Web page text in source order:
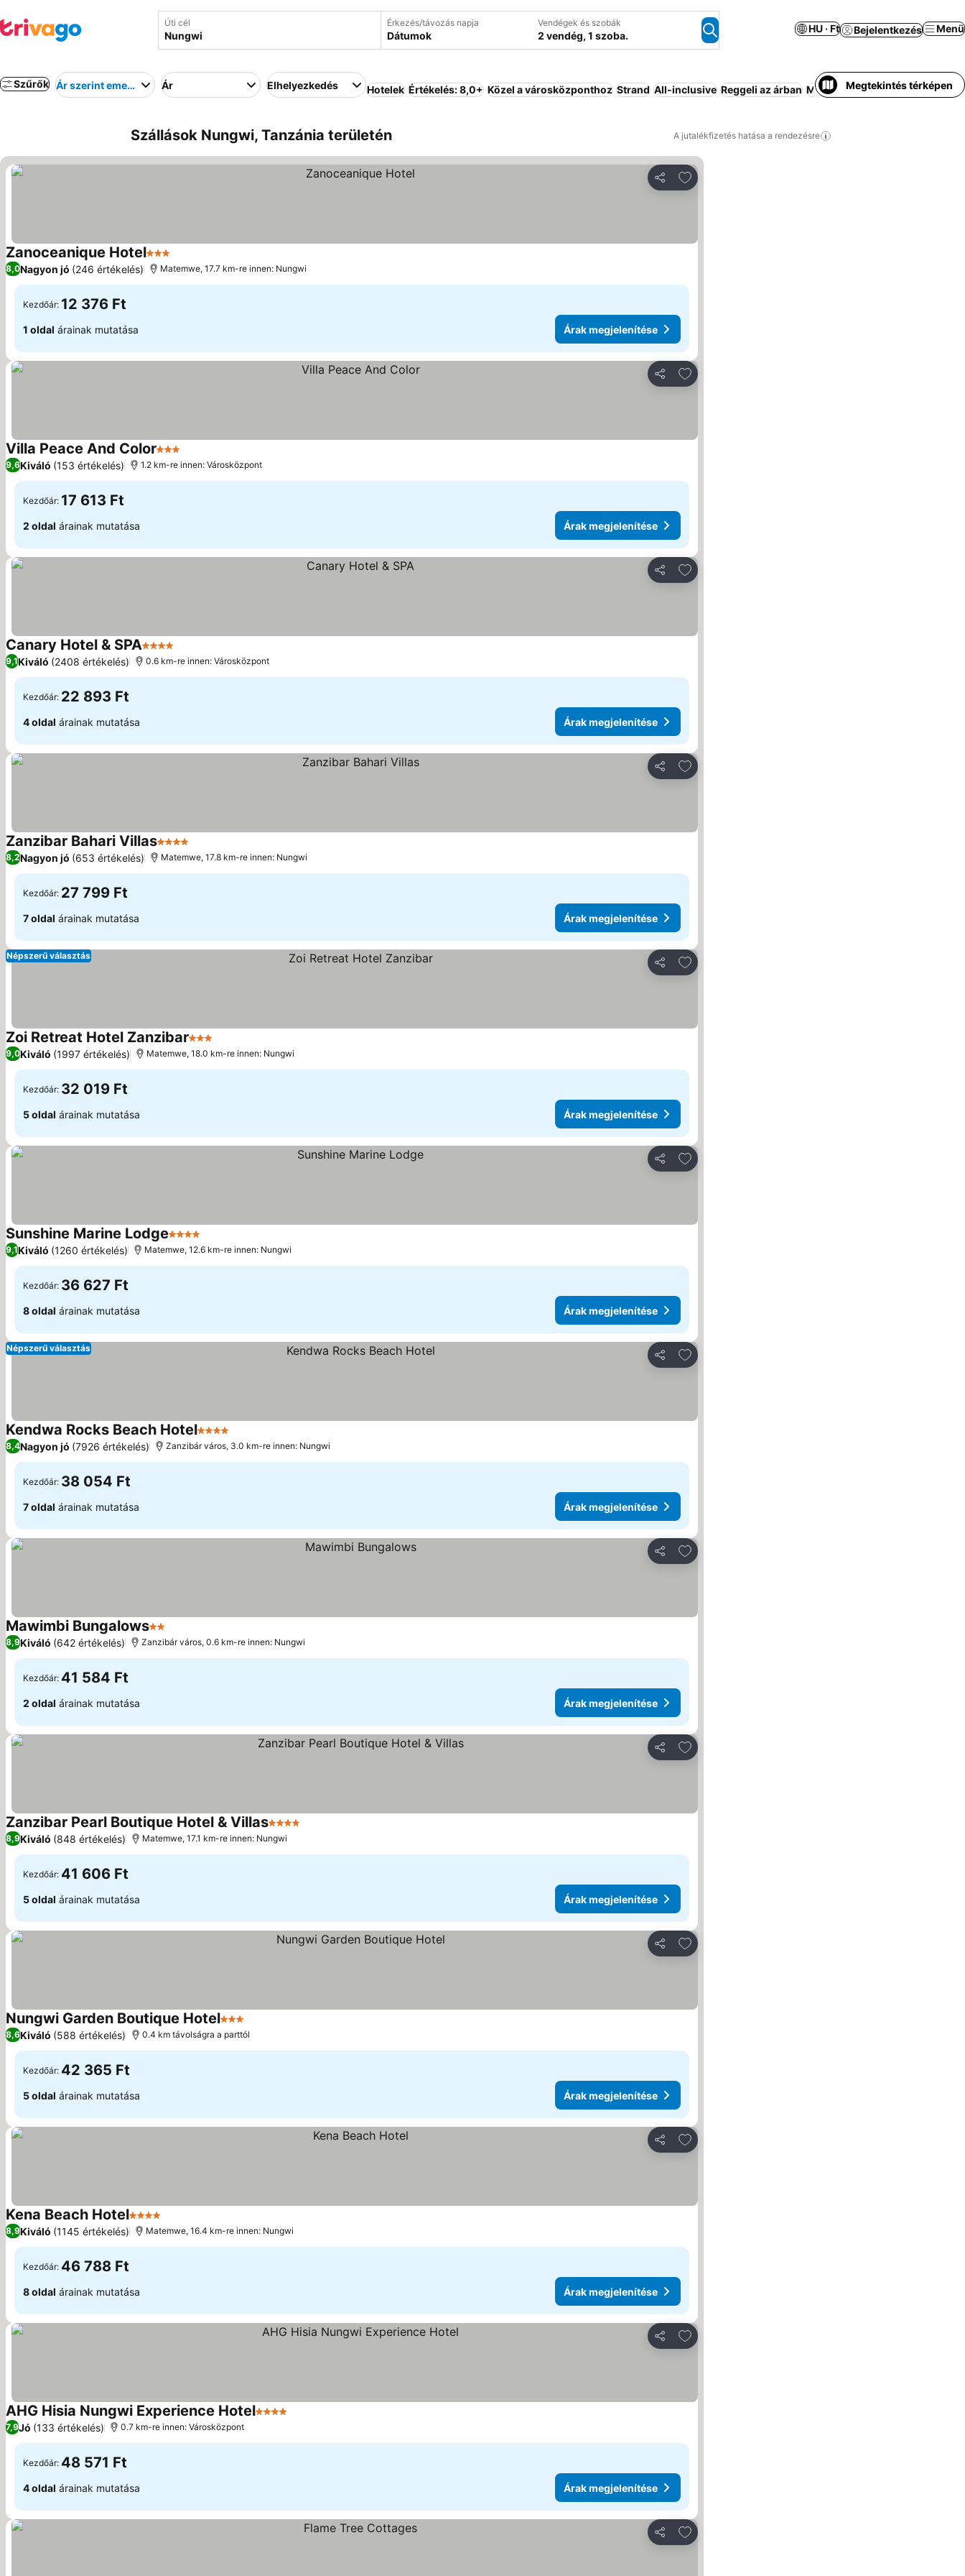
Úti cél Érkezés/távozás napja
Dátumok
Vendégek és szobák
2 vendég, 1 szoba.
HU · Ft Bejelentkezés Menü
Szűrők Ár szerint emelkedő Ár Elhelyezkedés Hotelek Értékelés: 8,0+ Közel a városközponthoz Strand All-inclusive Reggeli az árban Medence Légkondicionáló
Megtekintés térképen
Szállások Nungwi, Tanzánia területén A jutalékfizetés hatása a rendezésre
Megosztás
Hozzáadás a kedvencekhez
Zanoceanique Hotel3 Kategória
8,0Nagyon jó (246 értékelés) Matemwe, 17.7 km-re innen: Nungwi
Kezdőár: 12 376 Ft
1 oldal árainak mutatása Árak megjelenítése
Megosztás
Hozzáadás a kedvencekhez
Villa Peace And Color3 Kategória
9,6Kiváló (153 értékelés) 1.2 km-re innen: Városközpont
Kezdőár: 17 613 Ft
2 oldal árainak mutatása Árak megjelenítése
Megosztás
Hozzáadás a kedvencekhez
Canary Hotel & SPA4 Kategória
9,1Kiváló (2408 értékelés) 0.6 km-re innen: Városközpont
Kezdőár: 22 893 Ft
4 oldal árainak mutatása Árak megjelenítése
Megosztás
Hozzáadás a kedvencekhez
Zanzibar Bahari Villas4 Kategória
8,2Nagyon jó (653 értékelés) Matemwe, 17.8 km-re innen: Nungwi
Kezdőár: 27 799 Ft
7 oldal árainak mutatása Árak megjelenítése
Megosztás
Hozzáadás a kedvencekhez
Népszerű választás
Zoi Retreat Hotel Zanzibar3 Kategória
9,0Kiváló (1997 értékelés) Matemwe, 18.0 km-re innen: Nungwi
Kezdőár: 32 019 Ft
5 oldal árainak mutatása Árak megjelenítése
Megosztás
Hozzáadás a kedvencekhez
Sunshine Marine Lodge4 Kategória
9,1Kiváló (1260 értékelés) Matemwe, 12.6 km-re innen: Nungwi
Kezdőár: 36 627 Ft
8 oldal árainak mutatása Árak megjelenítése
Megosztás
Hozzáadás a kedvencekhez
Népszerű választás
Kendwa Rocks Beach Hotel4 Kategória
8,4Nagyon jó (7926 értékelés) Zanzibár város, 3.0 km-re innen: Nungwi
Kezdőár: 38 054 Ft
7 oldal árainak mutatása Árak megjelenítése
Megosztás
Hozzáadás a kedvencekhez
Mawimbi Bungalows2 Kategória
8,9Kiváló (642 értékelés) Zanzibár város, 0.6 km-re innen: Nungwi
Kezdőár: 41 584 Ft
2 oldal árainak mutatása Árak megjelenítése
Megosztás
Hozzáadás a kedvencekhez
Zanzibar Pearl Boutique Hotel & Villas4 Kategória
8,9Kiváló (848 értékelés) Matemwe, 17.1 km-re innen: Nungwi
Kezdőár: 41 606 Ft
5 oldal árainak mutatása Árak megjelenítése
Megosztás
Hozzáadás a kedvencekhez
Nungwi Garden Boutique Hotel3 Kategória
8,6Kiváló (588 értékelés) 0.4 km távolságra a parttól
Kezdőár: 42 365 Ft
5 oldal árainak mutatása Árak megjelenítése
Megosztás
Hozzáadás a kedvencekhez
Kena Beach Hotel4 Kategória
8,9Kiváló (1145 értékelés) Matemwe, 16.4 km-re innen: Nungwi
Kezdőár: 46 788 Ft
8 oldal árainak mutatása Árak megjelenítése
Megosztás
Hozzáadás a kedvencekhez
AHG Hisia Nungwi Experience Hotel4 Kategória
7,9Jó (133 értékelés) 0.7 km-re innen: Városközpont
Kezdőár: 48 571 Ft
4 oldal árainak mutatása Árak megjelenítése
Megosztás
Hozzáadás a kedvencekhez